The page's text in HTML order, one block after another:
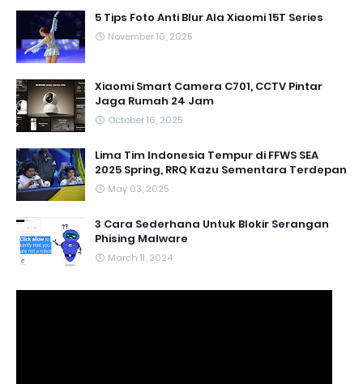
5 Tips Foto Anti Blur Ala Xiaomi 15T Series
November 10, 2025
Xiaomi Smart Camera C701, CCTV Pintar
Jaga Rumah 24 Jam
October 16, 2025
Lima Tim Indonesia Tempur di FFWS SEA
2025 Spring, RRQ Kazu Sementara Terdepan
May 03, 2025
3 Cara Sederhana Untuk Blokir Serangan
Phising Malware
March 11, 2024